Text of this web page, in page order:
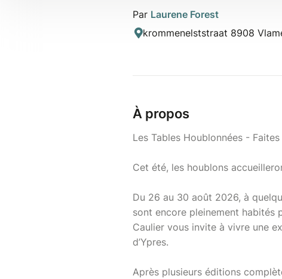
Par Laurene Forest
krommenelststraat 8908
À propos
Les Tables Houblonnées -
Cet été, les houblons
Du 26 au 30 août 2026, à
sont encore pleinement habités
Caulier vous invite à vivre une
d’Ypres.
Après plusieurs éditions